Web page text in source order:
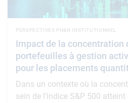
Impact de la concentration
portefeuilles à gestion
pour les placements
PERSPECTIVES PH&N INSTITUTIONNEL
Dans un contexte où la
sein de l’indice S&P 500